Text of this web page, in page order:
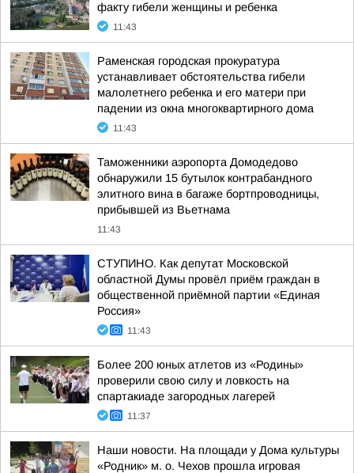
факту гибели женщины и ребенка
11:43
Раменская городская прокуратура
устанавливает обстоятельства гибели
малолетнего ребенка и его матери при
падении из окна многоквартирного дома
11:43
Таможенники аэропорта Домодедово
обнаружили 15 бутылок контрабандного
элитного вина в багаже бортпроводницы,
прибывшей из Вьетнама
11:43
СТУПИНО. Как депутат Московской
областной Думы провёл приём граждан в
общественной приёмной партии «Единая
Россия»
11:43
Более 200 юных атлетов из «Родины»
проверили свою силу и ловкость на
спартакиаде загородных лагерей
11:37
Наши новости. На площади у Дома культуры
«Родник» м. о. Чехов прошла игровая